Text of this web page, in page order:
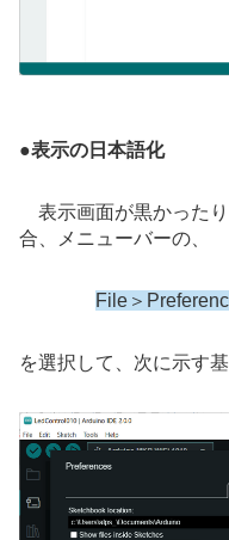
●表示の日本語化
表示画面が黒かった
合、メニューバーの、
File＞
を選択して、次に示す